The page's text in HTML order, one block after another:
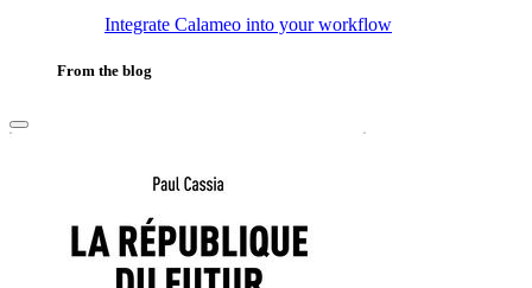
Integrate Calameo into your workflow
From the blog